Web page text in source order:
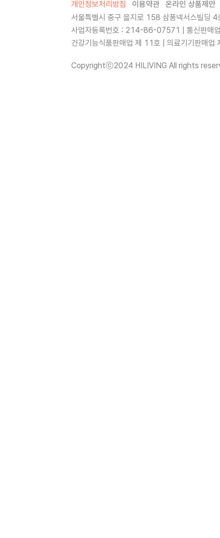
개인정보처리방침 이용약관
온라인 상품제안
서울특별시 중구 을지로 158 삼풍넥서스빌딩
사업자등록번호 : 214-86-07571 | 통신판매
건강기능식품판매업 제 11호 | 의료기기판매
Copyrightⓒ2024 HILIVING All rights